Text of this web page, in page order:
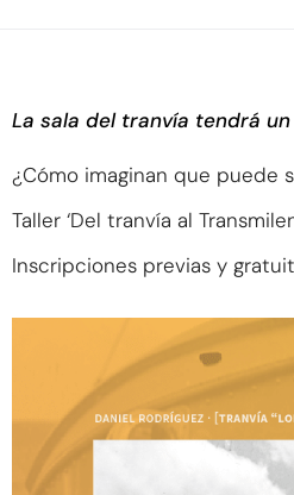
La sala del tranvía tendrá
¿Cómo imaginan que puede
Taller ‘Del tranvía al
Inscripciones previas y